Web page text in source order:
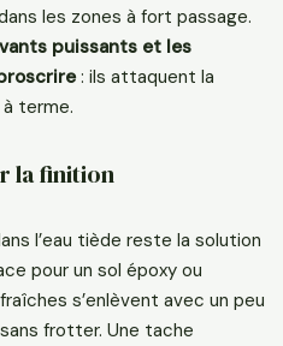
les zones à fort passage.
puissants et les
: ils attaquent la
terme.
la finition
l’eau tiède reste la solution
pour un sol époxy ou
s’enlèvent avec un peu
frotter. Une tache